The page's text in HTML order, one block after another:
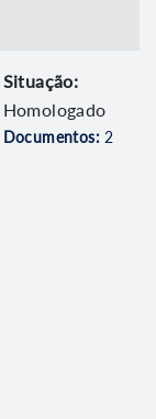
Situação:
Homologado
Documentos: 2